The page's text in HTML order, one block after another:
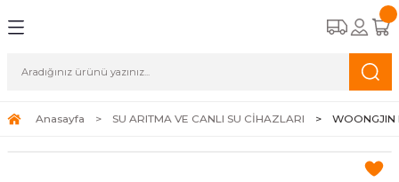
KASET TİPİ FAN COİLLER
KAZANLAR
APAREYLERİ
APAREYLERİ
Anasayfa SU ARITMA VE CANLI SU CİHAZLARI WOONGJIN